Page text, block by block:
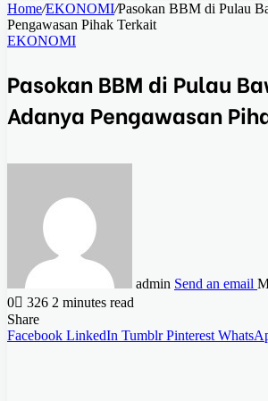
Home/EKONOMI/Pasokan BBM di Pulau
Pengawasan Pihak Terkait
EKONOMI
Pasokan BBM di Pulau
Adanya Pengawasan
admin Send an email
0
326 2 minutes read
Share
Facebook LinkedIn Tumblr Pinterest